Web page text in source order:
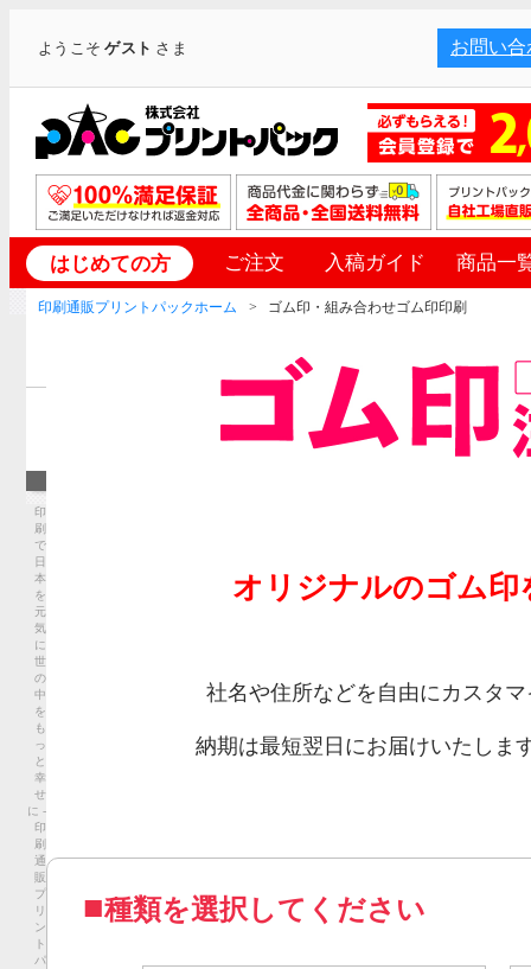
ようこそゲスト さま お問い合
はじめての方 ご注文 入稿ガイド 商品一
印刷通販プリントパックホーム ゴム印・組み合わせゴム印印刷
オリジナルのゴム印
社名や住所などを自由にカスタ
納期は最短翌日にお届けいたしま
種類を選択してください
印
刷
で
日
本
を
元
気
に
世
の
中
を
も
っ
と
幸
せ
に -
印
刷
通
販
プ
リ
ン
ト
パ